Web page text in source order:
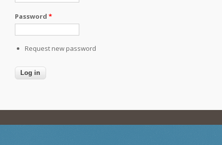
Password *
Request new password